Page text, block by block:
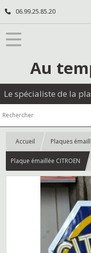
06.99.25.85.20
Au
Le spécialiste de la
Accueil Plaques
Plaque émaillée CITROEN